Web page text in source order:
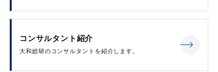
コンサルタント紹介
大和総研のコンサルタントを紹介します。